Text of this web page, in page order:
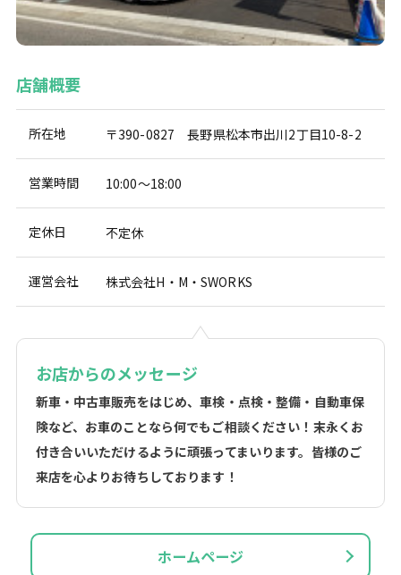
ホームページ
店舗概要
所在地 〒390-0827 長野県松本市出川2丁目10-8-2
営業時間 10:00〜18:00
定休日 不定休
運営会社 株式会社H・M・SWORKS
お店からのメッセージ
新車・中古車販売をはじめ、車検・点検・整備・自動車保
険など、お車のことなら何でもご相談ください！末永くお
付き合いいただけるように頑張ってまいります。皆様のご
来店を心よりお待ちしております！